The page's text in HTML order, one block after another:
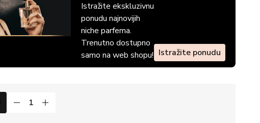
Istražite ekskluzivnu
ponudu najnovijih
niche parfema.
Trenutno dostupno
samo na web shopu! Istražite ponudu